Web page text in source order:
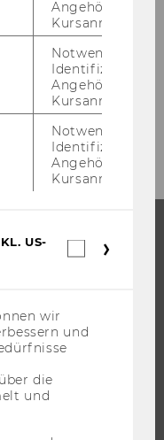
Angehörige/r für
Kursanmeldung.
Notwendig zur
Identifizierung
Angehörige/r für
Kursanmeldung.
Notwendig zur
Identifizierung
Angehörige/r für
Kursanmeldung.
US-
wir
und
die
und